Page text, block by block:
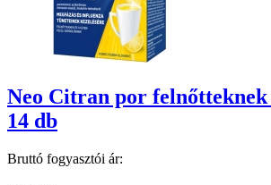
Neo Citran por felnőtteknek
14 db
Bruttó fogyasztói ár: